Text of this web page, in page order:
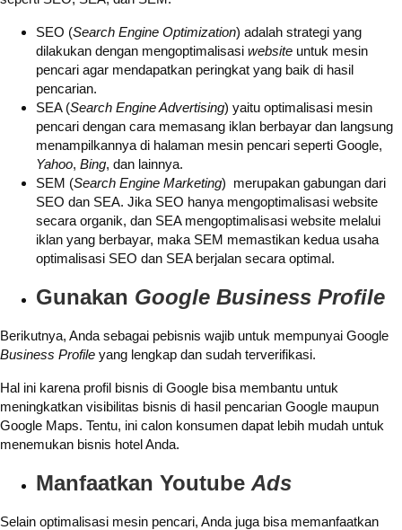
SEO (Search Engine Optimization) adalah strategi yang
dilakukan dengan mengoptimalisasi website untuk mesin
pencari agar mendapatkan peringkat yang baik di hasil
pencarian.
SEA (Search Engine Advertising) yaitu optimalisasi mesin
pencari dengan cara memasang iklan berbayar dan langsung
menampilkannya di halaman mesin pencari seperti Google,
Yahoo, Bing, dan lainnya.
SEM (Search Engine Marketing) merupakan gabungan dari
SEO dan SEA. Jika SEO hanya mengoptimalisasi website
secara organik, dan SEA mengoptimalisasi website melalui
iklan yang berbayar, maka SEM memastikan kedua usaha
optimalisasi SEO dan SEA berjalan secara optimal.
Gunakan Google Business Profile
Berikutnya, Anda sebagai pebisnis wajib untuk mempunyai Google
Business Profile yang lengkap dan sudah terverifikasi.
Hal ini karena profil bisnis di Google bisa membantu untuk
meningkatkan visibilitas bisnis di hasil pencarian Google maupun
Google Maps. Tentu, ini calon konsumen dapat lebih mudah untuk
menemukan bisnis hotel Anda.
Manfaatkan Youtube Ads
Selain optimalisasi mesin pencari, Anda juga bisa memanfaatkan